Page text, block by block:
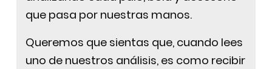
que pasa por nuestras manos.
Queremos que sientas que, cuando lees
uno de nuestros análisis, es como recibir